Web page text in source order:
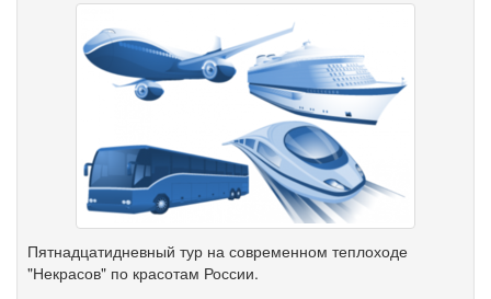
Пятнадцатидневный тур на современном теплоходе
"Некрасов" по красотам России.